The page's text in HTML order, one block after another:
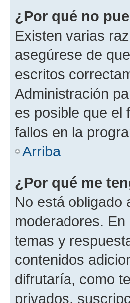
¿Por qué no
Existen varias
asegúrese de
escritos
Administración
es posible que el
fallos en la
Arriba
¿Por qué me
No está obligado
moderadores.
temas y
contenidos
difrutaría, como
privados,